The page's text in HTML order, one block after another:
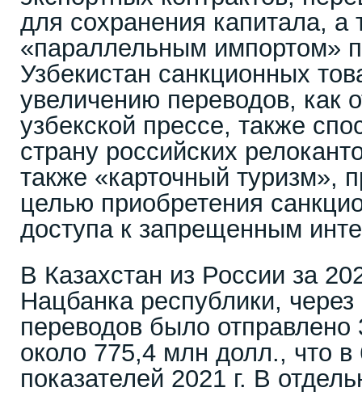
для сохранения капитала, а
«параллельным импортом»
Узбекистан санкционных
увеличению переводов, как
узбекской прессе, также
страну российских
также «карточный туризм»,
целью приобретения
доступа к запрещенным
В Казахстан из России за
Нацбанка республики,
переводов было отправлено
около 775,4 млн долл., что
показателей 2021 г. В